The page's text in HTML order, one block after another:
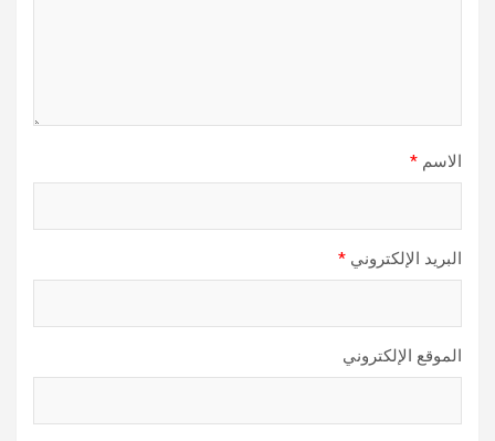
الاسم *
البريد الإلكتروني *
الموقع الإلكتروني